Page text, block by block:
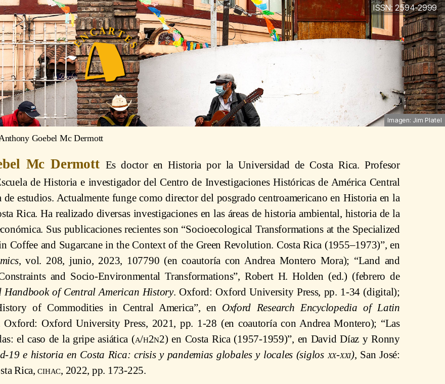
ISSN: 2594-2999
Imagen: Jim Platel
Goebel Mc Dermott
Mc Dermott Es doctor en Historia por la Universidad de Costa Rica. Profesor
de Historia e investigador del Centro de Investigaciones Históricas de América Central
de estudios. Actualmente funge como director del posgrado centroamericano en Historia en la
Rica. Ha realizado diversas investigaciones en las áreas de historia ambiental, historia de la
Sus publicaciones recientes son “Socioecological Transformations at the Specialized
Coffee and Sugarcane in the Context of the Green Revolution. Costa Rica (1955–1973)”, en
, vol. 208, junio, 2023, 107790 (en coautoría con Andrea Montero Mora); “Land and
and Socio-Environmental Transformations”, Robert H. Holden (ed.) (febrero de
Handbook of Central American History. Oxford: Oxford University Press, pp. 1-34 (digital);
of Commodities in Central America”, en Oxford Research Encyclopedia of Latin
Oxford: Oxford University Press, 2021, pp. 1-28 (en coautoría con Andrea Montero); “Las
el caso de la gripe asiática (a/h2n2) en Costa Rica (1957-1959)”, en David Díaz y Ronny
19 e historia en Costa Rica: crisis y pandemias globales y locales (siglos xx-xxi), San José:
Rica,cihac , 2022, pp. 173-225.